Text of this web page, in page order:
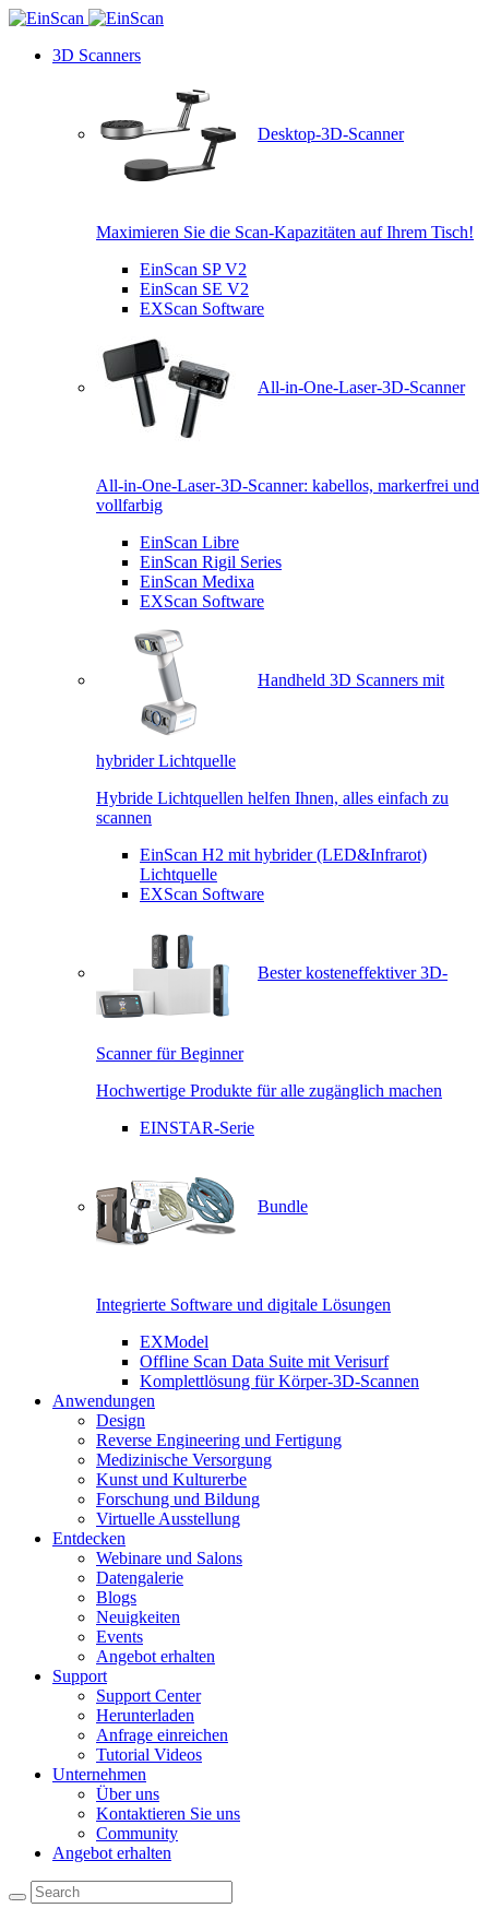
3D Scanners
Desktop-3D-Scanner
Maximieren Sie die Scan-Kapazitäten auf Ihrem Tisch!
EinScan SP V2
EinScan SE V2
EXScan Software
All-in-One-Laser-3D-Scanner
All-in-One-Laser-3D-Scanner: kabellos, markerfrei und
vollfarbig
EinScan Libre
EinScan Rigil Series
EinScan Medixa
EXScan Software
Handheld 3D Scanners mit
hybrider Lichtquelle
Hybride Lichtquellen helfen Ihnen, alles einfach zu
scannen
EinScan H2 mit hybrider (LED&Infrarot)
Lichtquelle
EXScan Software
Bester kosteneffektiver 3D-
Scanner für Beginner
Hochwertige Produkte für alle zugänglich machen
EINSTAR-Serie
Bundle
Integrierte Software und digitale Lösungen
EXModel
Offline Scan Data Suite mit Verisurf
Komplettlösung für Körper-3D-Scannen
Anwendungen
Design
Reverse Engineering und Fertigung
Medizinische Versorgung
Kunst und Kulturerbe
Forschung und Bildung
Virtuelle Ausstellung
Entdecken
Webinare und Salons
Datengalerie
Blogs
Neuigkeiten
Events
Angebot erhalten
Support
Support Center
Herunterladen
Anfrage einreichen
Tutorial Videos
Unternehmen
Über uns
Kontaktieren Sie uns
Community
Angebot erhalten